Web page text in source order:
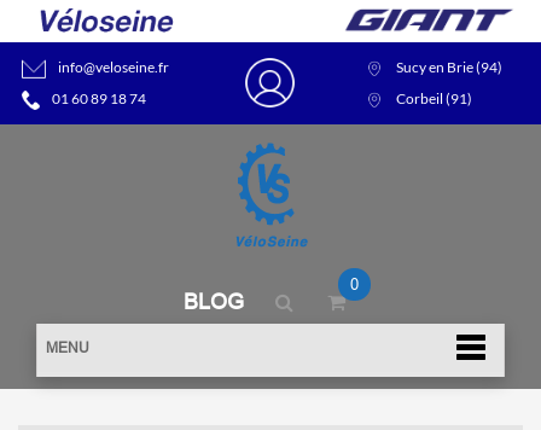
info@veloseine.fr
01 60 89 18 74
Sucy en Brie (94)
Corbeil (91)
BLOG
0
MENU